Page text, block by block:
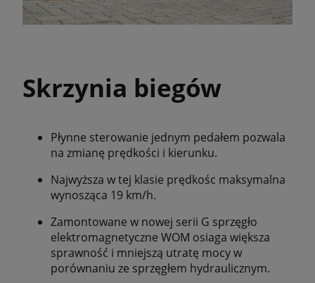
Skrzynia biegów
Płynne sterowanie jednym pedałem pozwala
na zmianę prędkości i kierunku.
Najwyższa w tej klasie prędkośc maksymalna
wynosząca 19 km/h.
Zamontowane w nowej serii G sprzęgło
elektromagnetyczne WOM osiaga większa
sprawność i mniejszą utratę mocy w
porównaniu ze sprzęgłem hydraulicznym.